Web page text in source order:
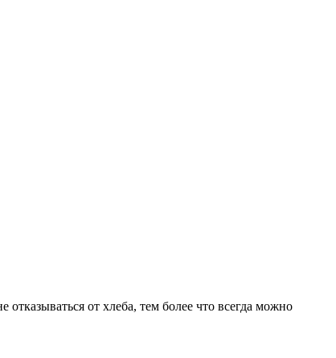
от хлеба, тем более что всегда можно